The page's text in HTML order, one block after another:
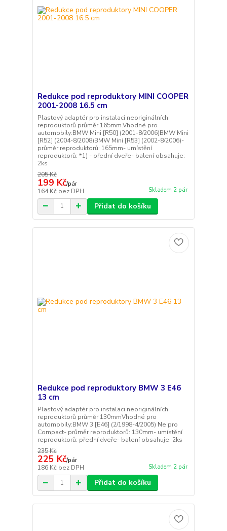
Redukce pod reproduktory MINI COOPER
2001-2008 16.5 cm
Plastový adaptér pro instalaci neoriginálních
reproduktorů průměr 165mm.Vhodné pro
automobily:BMW Mini [R50] (2001-8/2006)BMW Mini
[R52] (2004-8/2008)BMW Mini [R53] (2002-8/2006)-
průměr reproduktorů: 165mm- umístění
reproduktorů: *1) - přední dveře- balení obsahuje:
2ks
205 Kč
199 Kč/pár
164 Kč bez DPH Skladem 2 pár
Přidat do košíku
Redukce pod reproduktory BMW 3 E46
13 cm
Plastový adaptér pro instalaci neoriginálních
reproduktorů průměr 130mmVhodné pro
automobily:BMW 3 [E46] (2/1998-4/2005) Ne pro
Compact- průměr reproduktorů: 130mm- umístění
reproduktorů: přední dveře- balení obsahuje: 2ks
235 Kč
225 Kč/pár
186 Kč bez DPH Skladem 2 pár
Přidat do košíku